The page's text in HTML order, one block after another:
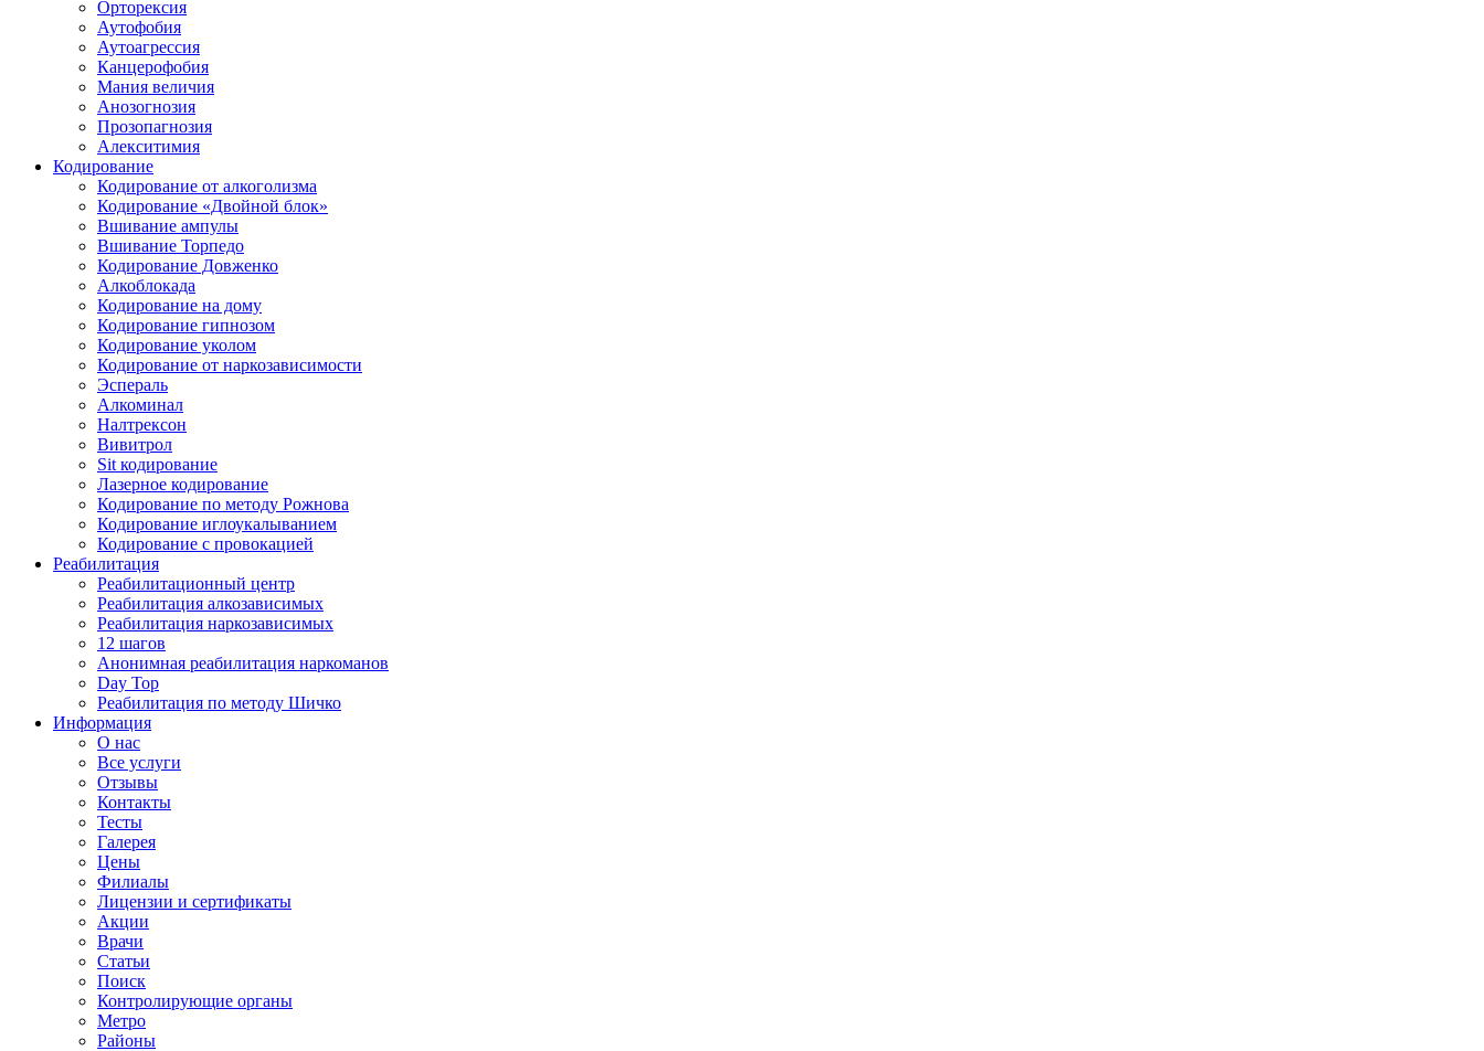
Орторексия
Аутофобия
Аутоагрессия
Канцерофобия
Мания величия
Анозогнозия
Прозопагнозия
Алекситимия
Кодирование
Кодирование от алкоголизма
Кодирование «Двойной блок»
Вшивание ампулы
Вшивание Торпедо
Кодирование Довженко
Алкоблокада
Кодирование на дому
Кодирование гипнозом
Кодирование уколом
Кодирование от наркозависимости
Эспераль
Алкоминал
Налтрексон
Вивитрол
Sit кодирование
Лазерное кодирование
Кодирование по методу Рожнова
Кодирование иглоукалыванием
Кодирование с провокацией
Реабилитация
Реабилитационный центр
Реабилитация алкозависимых
Реабилитация наркозависимых
12 шагов
Анонимная реабилитация наркоманов
Day Top
Реабилитация по методу Шичко
Информация
О нас
Все услуги
Отзывы
Контакты
Тесты
Галерея
Цены
Филиалы
Лицензии и сертификаты
Акции
Врачи
Статьи
Поиск
Контролирующие органы
Метро
Районы